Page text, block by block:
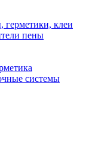
герметики, клеи
пены
системы